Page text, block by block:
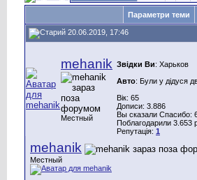
Параметри теми
20.06.2019, 17:46
mehanik
Местный
Звідки Ви: Харьков
Авто: Були у дідуся
Вік: 65
Дописи: 3.886
Вы сказали Спасибо:
Поблагодарили 3.653
Репутація: 1
mehanik
Местный